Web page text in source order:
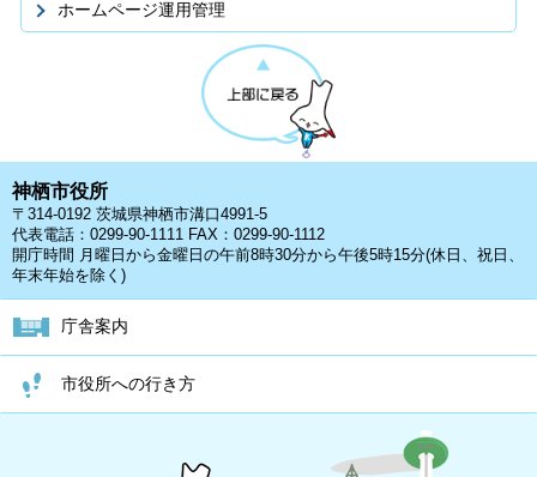
ホームページ運用管理
神栖市役所
〒314-0192 茨城県神栖市溝口4991-5
代表電話：0299-90-1111 FAX：0299-90-1112
開庁時間 月曜日から金曜日の午前8時30分から午後5時15分(休日、祝日、
年末年始を除く)
庁舎案内
市役所への行き方